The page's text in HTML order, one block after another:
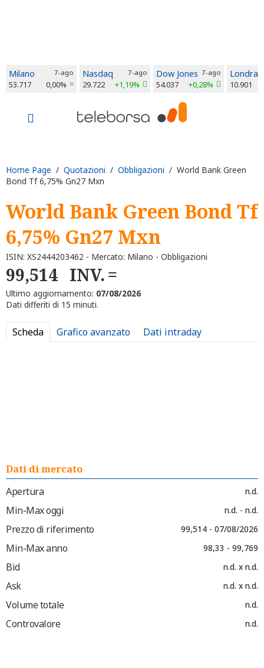
Milano 7-ago
53.717 0,00%
Nasdaq 7-ago
29.722 +1,19%
Dow Jones 7-ago
54.037 +0,28%
Londra
10.901
Home Page / Quotazioni / Obbligazioni / World Bank Green
Bond Tf 6,75% Gn27 Mxn
World Bank Green Bond Tf
6,75% Gn27 Mxn
ISIN: XS2444203462 - Mercato: Milano - Obbligazioni
99,514 INV.
Ultimo aggiornamento: 07/08/2026
Dati differiti di 15 minuti.
Scheda Grafico avanzato Dati intraday
Dati di mercato
Apertura
n.d.
Min-Max oggi n.d. - n.d.
Prezzo di riferimento 99,514 - 07/08/2026
Min-Max anno 98,33 - 99,769
Bid n.d. x n.d.
Ask n.d. x n.d.
Volume totale n.d.
Controvalore n.d.